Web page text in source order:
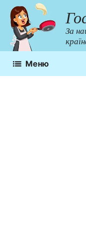
Перейти
до
контенту
За
Меню